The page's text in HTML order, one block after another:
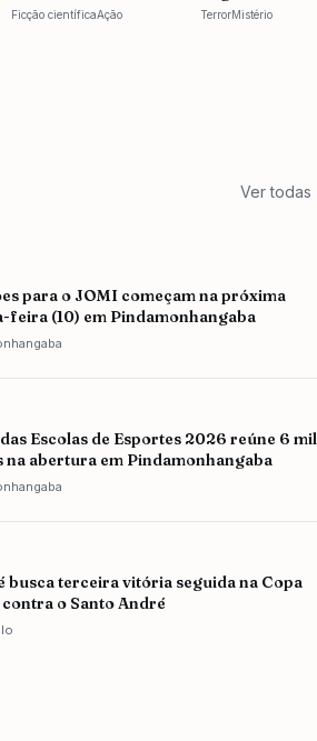
Ficção científicaAção TerrorMistério
Ver todas
para o JOMI começam na próxima
feira (10) em Pindamonhangaba
Escolas de Esportes 2026 reúne 6 mil
na abertura em Pindamonhangaba
busca terceira vitória seguida na Copa
o Santo André